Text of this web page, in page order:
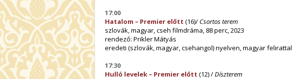
17:00
Hatalom – Premier előtt (16)/ Csortos terem
szlovák, magyar, cseh filmdráma, 88 perc, 2023
rendező: Prikler Mátyás
eredeti (szlovák, magyar, csehangol) nyelven, magyar felirattal
17:30
Hulló levelek – Premier előtt (12) /Díszterem